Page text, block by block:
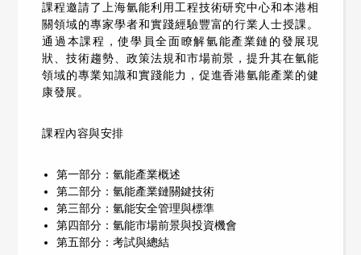
課程邀請了上海氫能利用工程技術研究中心和本港相
關領域的專家學者和實踐經驗豐富的行業人士授課。
通過本課程，使學員全面瞭解氫能產業鏈的發展現
狀、技術趨勢、政策法規和市場前景，提升其在氫能
領域的專業知識和實踐能力，促進香港氫能產業的健
康發展。
課程內容與安排
第一部分：氫能產業概述
第二部分：氫能產業鏈關鍵技術
第三部分：氫能安全管理與標準
第四部分：氫能市場前景與投資機會
第五部分：考試與總結